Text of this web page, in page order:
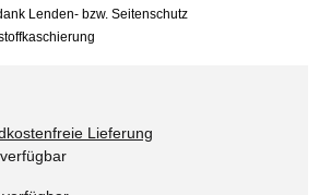
Lenden- bzw. Seitenschutz
Lieferung